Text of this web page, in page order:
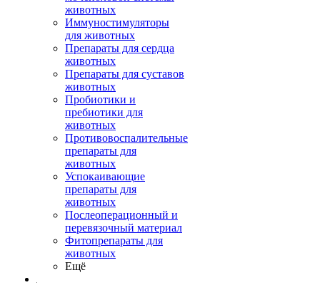
животных
Иммуностимуляторы
для животных
Препараты для сердца
животных
Препараты для суставов
животных
Пробиотики и
пребиотики для
животных
Противовоспалительные
препараты для
животных
Успокаивающие
препараты для
животных
Послеоперационный и
перевязочный материал
Фитопрепараты для
животных
Ещё